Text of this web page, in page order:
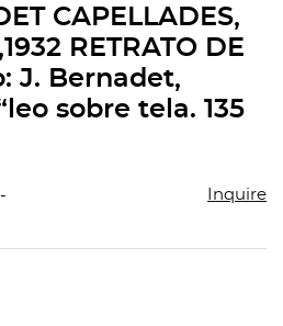
CAPELLADES,
RETRATO DE
J. Bernadet,
sobre tela. 135
Inquire